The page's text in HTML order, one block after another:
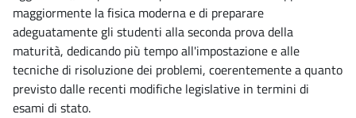
maggiormente la fisica moderna e di preparare
adeguatamente gli studenti alla seconda prova della
maturità, dedicando più tempo all'impostazione e alle
tecniche di risoluzione dei problemi, coerentemente a quanto
previsto dalle recenti modifiche legislative in termini di
esami di stato.